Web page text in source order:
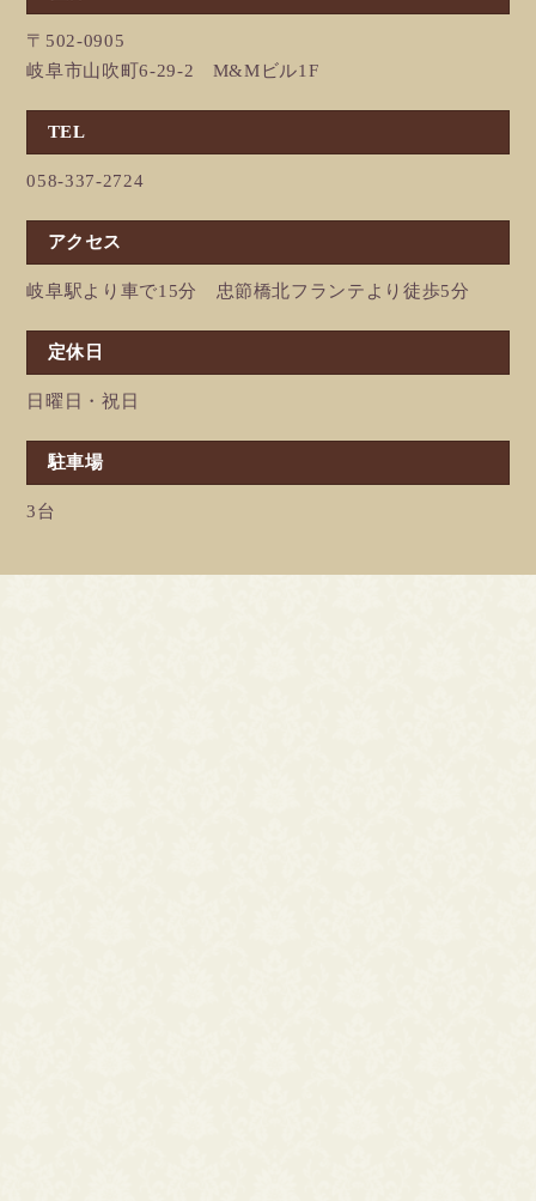
〒502-0905
岐阜市山吹町6-29-2 M&Mビル1F
TEL
058-337-2724
アクセス
岐阜駅より車で15分 忠節橋北フランテより徒歩5分
定休日
日曜日・祝日
駐車場
3台